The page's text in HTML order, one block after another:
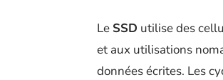
Le SSD utilise des
et aux utilisations
données écrites. Les